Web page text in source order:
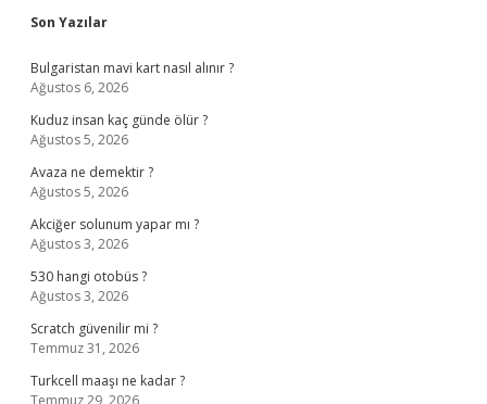
Sidebar
Son Yazılar
Bulgaristan mavi kart nasıl alınır ?
Ağustos 6, 2026
Kuduz insan kaç günde ölür ?
Ağustos 5, 2026
Avaza ne demektir ?
Ağustos 5, 2026
Akciğer solunum yapar mı ?
Ağustos 3, 2026
530 hangi otobüs ?
Ağustos 3, 2026
Scratch güvenilir mi ?
Temmuz 31, 2026
Turkcell maaşı ne kadar ?
Temmuz 29, 2026